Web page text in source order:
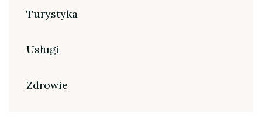
Turystyka
Usługi
Zdrowie